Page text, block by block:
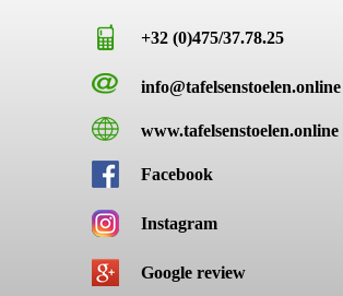
+32 (0)475/37.78.25
info@tafelsenstoelen.online
www.tafelsenstoelen.online
Facebook
Instagram
Google review